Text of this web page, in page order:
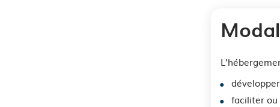
faciliter ou